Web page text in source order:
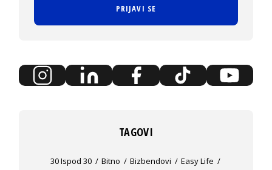
PRIJAVI SE
TAGOVI
30 Ispod 30 Bitno Bizbendovi
Easy Life